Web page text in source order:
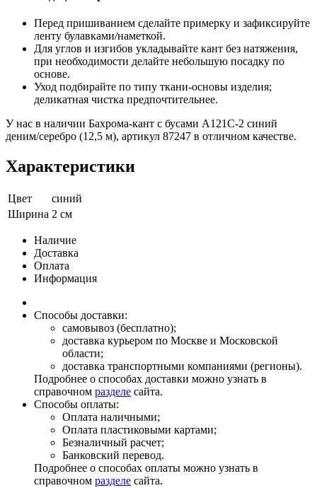
Перед пришиванием сделайте примерку и зафиксируйте
ленту булавками/наметкой.
Для углов и изгибов укладывайте кант без натяжения,
при необходимости делайте небольшую посадку по
основе.
Уход подбирайте по типу ткани-основы изделия;
деликатная чистка предпочтительнее.
У нас в наличии Бахрома-кант с бусами A121C-2 синий
деним/серебро (12,5 м), артикул 87247 в отличном качестве.
Характеристики
Цвет
синий
Ширина 2 см
Наличие
Доставка
Оплата
Информация
Способы доставки:
самовывоз (бесплатно);
доставка курьером по Москве и Московской
области;
доставка транспортными компаниями (регионы).
Подробнее о способах доставки можно узнать в
справочном разделе сайта.
Способы оплаты:
Оплата наличными;
Оплата пластиковыми картами;
Безналичный расчет;
Банковский перевод.
Подробнее о способах оплаты можно узнать в
справочном разделе сайта.